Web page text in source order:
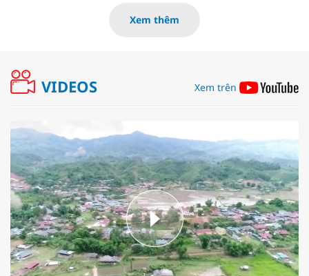
Xem thêm
VIDEOS Xem trên